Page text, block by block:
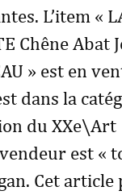
L’item «
Chêne Abat
» est en
dans la
du XXe\Art
est «
Cet